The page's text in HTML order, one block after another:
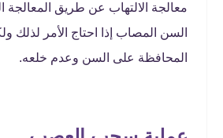
معالجة الالتهاب عن طريق المعالجة
السن المصاب إذا احتاج الأمر لذلك
المحافظة على السن وعدم خلعه.